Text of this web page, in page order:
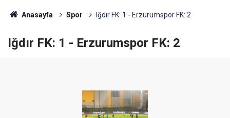
Anasayfa Spor Iğdır FK: 1 - Erzurumspor FK: 2
Iğdır FK: 1 - Erzurumspor FK: 2